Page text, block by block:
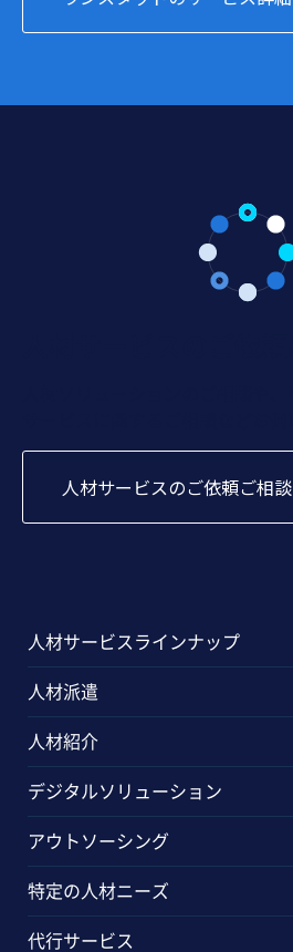
人材サービスのご依頼ご相談
人材サービスラインナップ
人材派遣
人材紹介
デジタルソリューション
アウトソーシング
特定の人材ニーズ
代行サービス